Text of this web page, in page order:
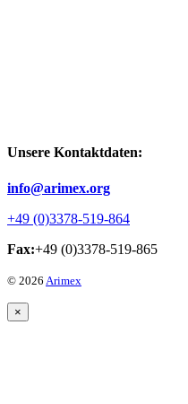
Unsere Kontaktdaten:
info@arimex.org
+49 (0)3378-519-864
Fax:+49 (0)3378-519-865
© 2026 Arimex
×